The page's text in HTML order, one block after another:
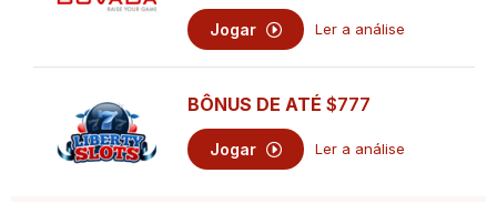
Jogar Ler a análise
BÔNUS DE ATÉ$777
Jogar Ler a análise